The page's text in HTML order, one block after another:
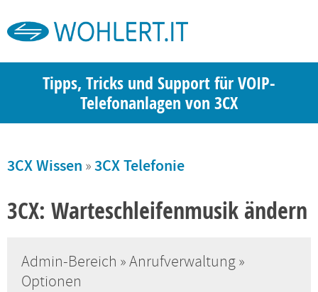
Tipps, Tricks und Support für VOIP-
Telefonanlagen von 3CX
3CX Wissen »3CX Telefonie
3CX: Warteschleifenmusik ändern
Admin-Bereich » Anrufverwaltung »
Optionen